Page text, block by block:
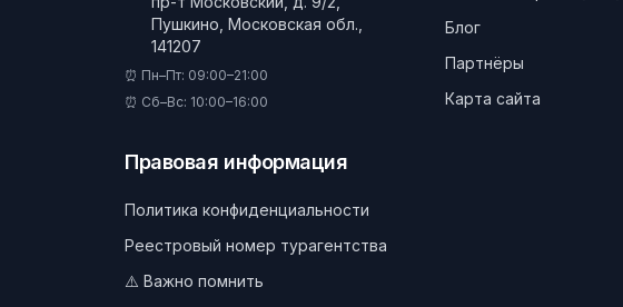
Пушкино, Московская обл.,
141207
⏰ Пн–Пт: 09:00–21:00
⏰ Сб–Вс: 10:00–16:00
Блог
Партнёры
Карта сайта
Правовая информация
Политика конфиденциальности
Реестровый номер турагентства
⚠️ Важно помнить